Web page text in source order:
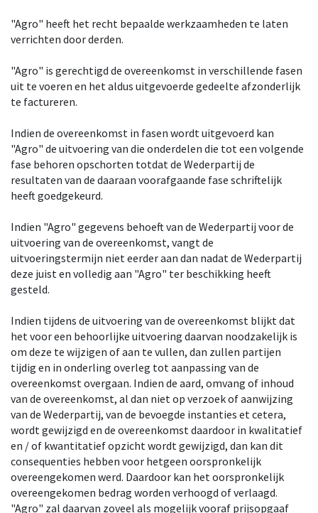
"Agro" heeft het recht bepaalde werkzaamheden te laten
verrichten door derden.
"Agro" is gerechtigd de overeenkomst in verschillende fasen
uit te voeren en het aldus uitgevoerde gedeelte afzonderlijk
te factureren.
Indien de overeenkomst in fasen wordt uitgevoerd kan
"Agro" de uitvoering van die onderdelen die tot een volgende
fase behoren opschorten totdat de Wederpartij de
resultaten van de daaraan voorafgaande fase schriftelijk
heeft goedgekeurd.
Indien "Agro" gegevens behoeft van de Wederpartij voor de
uitvoering van de overeenkomst, vangt de
uitvoeringstermijn niet eerder aan dan nadat de Wederpartij
deze juist en volledig aan "Agro" ter beschikking heeft
gesteld.
Indien tijdens de uitvoering van de overeenkomst blijkt dat
het voor een behoorlijke uitvoering daarvan noodzakelijk is
om deze te wijzigen of aan te vullen, dan zullen partijen
tijdig en in onderling overleg tot aanpassing van de
overeenkomst overgaan. Indien de aard, omvang of inhoud
van de overeenkomst, al dan niet op verzoek of aanwijzing
van de Wederpartij, van de bevoegde instanties et cetera,
wordt gewijzigd en de overeenkomst daardoor in kwalitatief
en / of kwantitatief opzicht wordt gewijzigd, dan kan dit
consequenties hebben voor hetgeen oorspronkelijk
overeengekomen werd. Daardoor kan het oorspronkelijk
overeengekomen bedrag worden verhoogd of verlaagd.
"Agro" zal daarvan zoveel als mogelijk vooraf prijsopgaaf